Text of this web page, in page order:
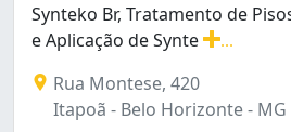
Synteko Br, Tratamento de
e Aplicação de Synte
Rua Montese, 420
Itapoã - Belo Horizonte - MG